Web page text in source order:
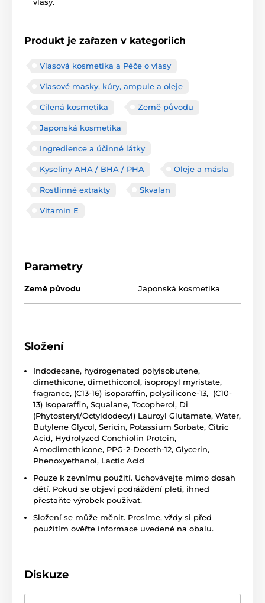
Produkt je zařazen v kategoriích
Vlasová kosmetika a Péče o vlasy
Vlasové masky, kúry, ampule a oleje
Cílená kosmetika Země původu
Japonská kosmetika
Ingredience a účinné látky
Kyseliny AHA / BHA / PHA Oleje a másla
Rostlinné extrakty Skvalan
Vitamin E
Parametry
Země původu Japonská kosmetika
Složení
Indodecane, hydrogenated polyisobutene,
dimethicone, dimethiconol, isopropyl myristate,
fragrance, (C13-16) isoparaffin, polysilicone-13, (C10-
13) Isoparaffin, Squalane, Tocopherol, Di
(Phytosteryl/Octyldodecyl) Lauroyl Glutamate, Water,
Butylene Glycol, Sericin, Potassium Sorbate, Citric
Acid, Hydrolyzed Conchiolin Protein,
Amodimethicone, PPG-2-Deceth-12, Glycerin,
Phenoxyethanol, Lactic Acid
Pouze k zevnímu použití. Uchovávejte mimo dosah
dětí. Pokud se objeví podráždění pleti, ihned
přestaňte výrobek používat.
Složení se může měnit. Prosíme, vždy si před
použitím ověřte informace uvedené na obalu.
Diskuze